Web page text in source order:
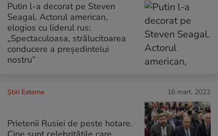
Putin l-a decorat pe Steven
Seagal. Actorul american,
elogios cu liderul rus:
„Spectaculoasa, strălucitoarea
conducere a președintelui
nostru”
Știri Externe 16 mart. 2023
Prietenii Rusiei de peste hotare.